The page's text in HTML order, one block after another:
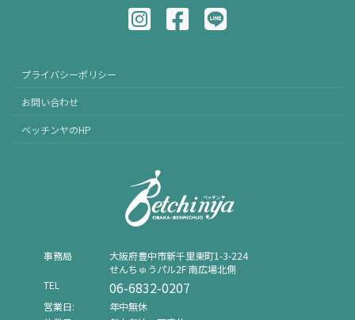
プライバシーポリシー
お問い合わせ
ベッチンヤのHP
事務局
⼤阪府豊中市新千⾥東町1-3-224
せんちゅうパル2F 南広場北側
TEL
06-6832-0207
営業日:
年中無休